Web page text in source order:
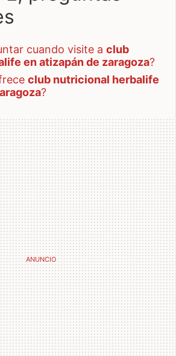
cuando visite a club
en atizapán de zaragoza?
club nutricional herbalife
?